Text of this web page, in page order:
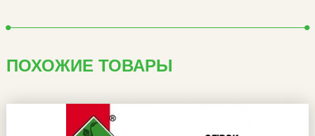
ПОХОЖИЕ ТОВАРЫ